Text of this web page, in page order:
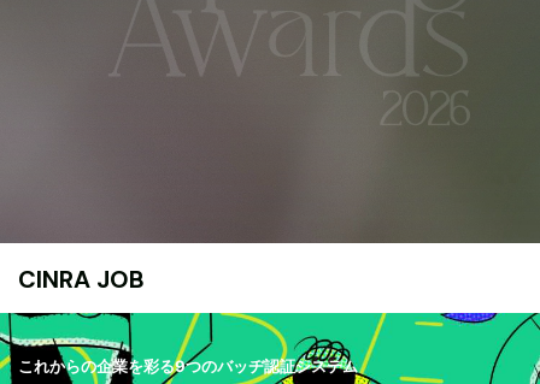
CINRA JOB
これからの企業を彩る9つのバッヂ認証システム